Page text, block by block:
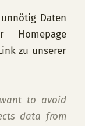
Daten
Homepage
zu unserer
to avoid
data from